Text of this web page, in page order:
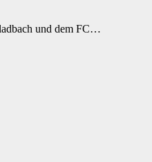
und dem FC…